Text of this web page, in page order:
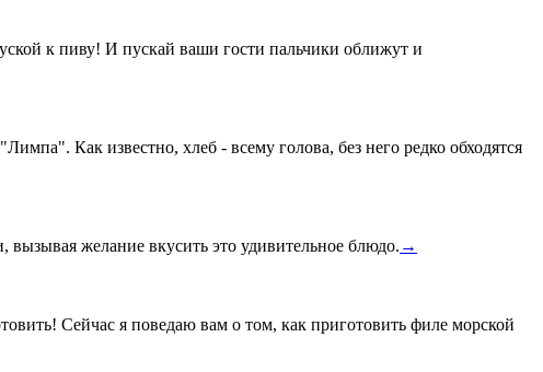
к пиву! И пускай ваши гости пальчики оближут и
Как известно, хлеб - всему голова, без него редко обходятся
вызывая желание вкусить это удивительное блюдо. →
Сейчас я поведаю вам о том, как приготовить филе морской